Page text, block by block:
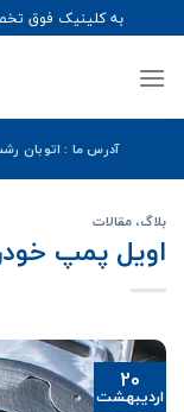
to
content
به کلینیک فوق
آدرس ما : اتوبان
بلاگ، مقالات
اویل پمپ
20
اردیبهشت